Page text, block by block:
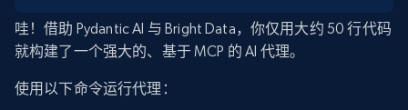
哇！借助 Pydantic AI 与 Bright Data，你仅用大约 50 行代码
就构建了一个强大的、基于 MCP 的 AI 代理。
使用以下命令运行代理：